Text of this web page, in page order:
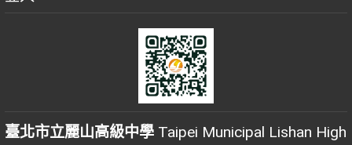
臺北市立麗山高級中學 Taipei Municipal Lishan High